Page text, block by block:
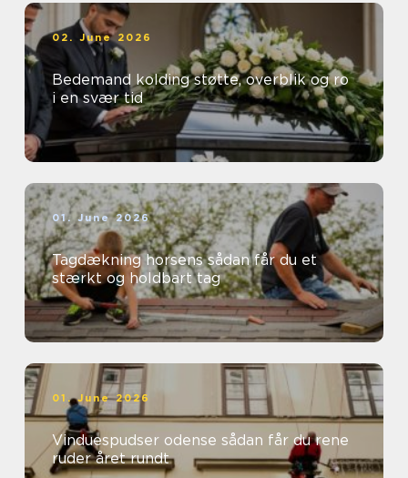
02. June 2026
Bedemand kolding støtte, overblik og ro
i en svær tid
01. June 2026
Tagdækning horsens sådan får du et
stærkt og holdbart tag
01. June 2026
Vinduespudser odense sådan får du rene
ruder året rundt